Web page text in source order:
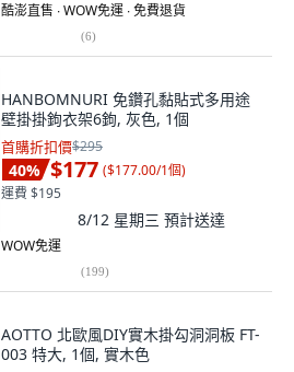
酷澎直售 ∙ WOW免運 ∙ 免費退貨
(6)
HANBOMNURI 免鑽孔黏貼式多用途
壁掛掛鉤衣架6鉤, 灰色, 1個
首購折扣價$295
40% $177 ($177.00/1個)
運費 $195
8/12 星期三 預計送達
WOW免運
(199)
AOTTO 北歐風DIY實木掛勾洞洞板 FT-
003 特大, 1個, 實木色